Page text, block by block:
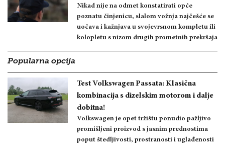
Nikad nije na odmet konstatirati opće
poznatu činjenicu, slalom vožnja najčešće se
uočava i kažnjava u svojevrsnom kompletu ili
kolopletu s nizom drugih prometnih prekršaja
Popularna opcija
Test Volkswagen Passata: Klasična
kombinacija s dizelskim motorom i dalje
dobitna!
Volkswagen je opet tržištu ponudio pažljivo
promišljeni proizvod s jasnim prednostima
poput štedljivosti, prostranosti i uglađenosti